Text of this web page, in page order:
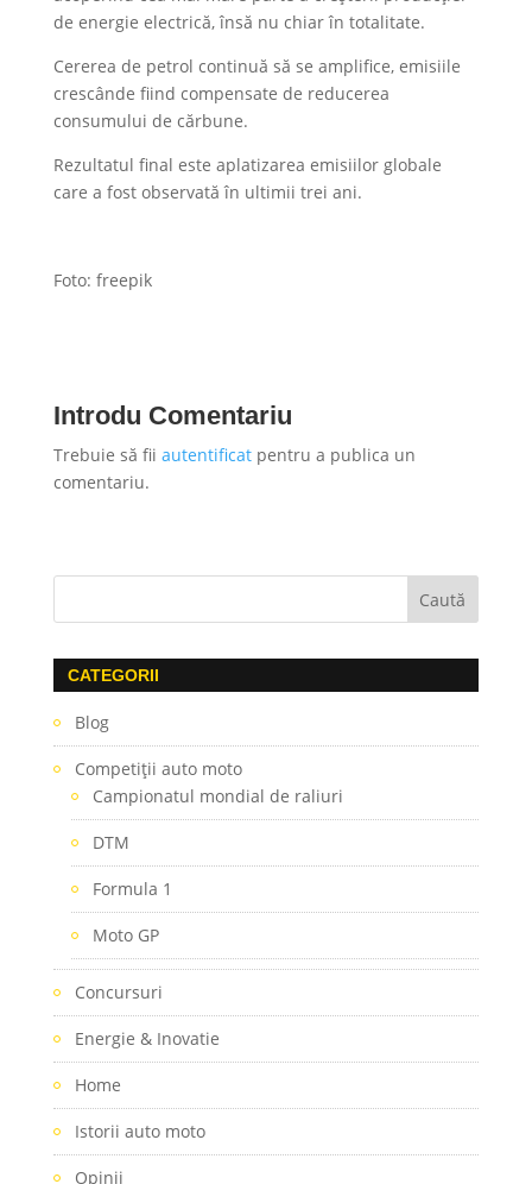
de energie electrică, însă nu chiar în totalitate.
Cererea de petrol continuă să se amplifice, emisiile
crescânde fiind compensate de reducerea
consumului de cărbune.
Rezultatul final este aplatizarea emisiilor globale
care a fost observată în ultimii trei ani.
Foto: freepik
Introdu Comentariu
Trebuie să fii autentificatpentru a publica un
comentariu.
CATEGORII
Blog
Competiţii auto moto
Campionatul mondial de raliuri
DTM
Formula 1
Moto GP
Concursuri
Energie & Inovatie
Home
Istorii auto moto
Opinii